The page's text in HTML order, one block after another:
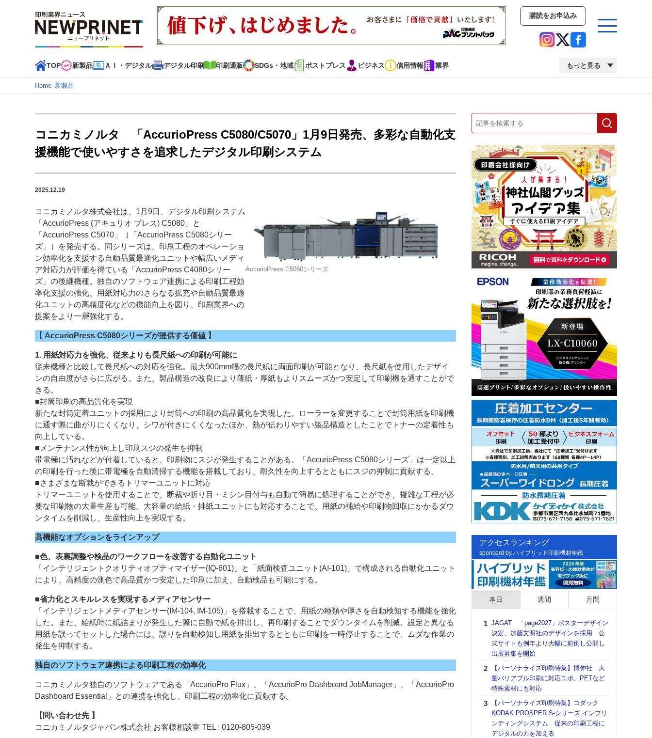
購読をお申込み
TOP 新製品 ＡＩ・デジタル デジタル印刷 印刷通販 SDGs・地域 ポストプレス ビジネス 信用情報 業界 もっと見る
イベント
インデックス
TOP 新着記事 特集記事 動画コンテンツ インタビュー コレクション
カテゴリー一覧
新商品 新製品 ＡＩ・デジタル デジタル印刷 印刷通販 SDGs・地域 ポストプレス 市場・統計 人事・移転・異動・訃報
特集記事カテゴリー一覧
中古印刷機・製本機特集
2022 検査・校正特集
特集・デジタル印刷 ～ 新成長軌道を描く
案内
発刊案内 JFPI印刷用語集 印刷機材年鑑
運営
会社案内 購読・購入申し込み サイトポリシー お問い合わせ
Home–新製品
コニカミノルタ 「AccurioPress C5080/C5070」1月9日発売、多彩な自動化支
援機能で使いやすさを追求したデジタル印刷システム
2025.12.19
コニカミノルタ株式会社は、1月9日、デジタル印刷システム
「AccurioPress (アキュリオ プレス) C5080」と
「AccurioPress C5070」（「AccurioPress C5080シリー
ズ」）を発売する。同シリーズは、印刷工程のオペレーショ
ン効率化を支援する自動品質最適化ユニットや幅広いメディ
ア対応力が評価を得ている「AccurioPress C4080シリー
ズ」の後継機種。独自のソフトウェア連携による印刷工程効
率化支援の強化、用紙対応力のさらなる拡充や自動品質最適
化ユニットの高精度化などの機能向上を図り、印刷業界への
提案をより一層強化する。
AccurioPress C5080シリーズ
【 AccurioPress C5080シリーズが提供する価値 】
1. 用紙対応力を強化、従来よりも長尺紙への印刷が可能に
従来機種と比較して長尺紙への対応を強化。最大900mm幅の長尺紙に両面印刷が可能となり、長尺紙を使用したデザイ
ンの自由度がさらに広がる。また、製品構造の改良により薄紙・厚紙もよりスムーズかつ安定して印刷機を通すことがで
きる。
■封筒印刷の高品質化を実現
新たな封筒定着ユニットの採用により封筒への印刷の高品質化を実現した。ローラーを変更することで封筒用紙を印刷機
に通す際に曲がりにくくなり、シワが付きにくくなったほか、熱が伝わりやすい製品構造としたことでトナーの定着性も
向上している。
■メンテナンス性が向上し印刷スジの発生を抑制
帯電極に汚れなどが付着していると、印刷物にスジが発生することがある。「AccurioPress C5080シリーズ」は一定以上
の印刷を行った後に帯電極を自動清掃する機能を搭載しており、耐久性を向上するとともにスジの抑制に貢献する。
■さまざまな断裁ができるトリマーユニットに対応
トリマーユニットを使用することで、断裁や折り目・ミシン目付与も自動で簡易に処理することができ、複雑な工程が必
要な印刷物の大量生産も可能。大容量の給紙・排紙ユニットにも対応することで、用紙の補給や印刷物回収にかかるダウ
ンタイムを削減し、生産性向上を実現する。
高機能なオプションをラインアップ
■色、表裏調整や検品のワークフローを改善する自動化ユニット
「インテリジェントクオリティオプティマイザー(IQ-601)」と「紙面検査ユニット(AI-101)」で構成される自動化ユニット
により、高精度の測色で高品質かつ安定した印刷に加え、自動検品も可能にする。
■省力化とスキルレスを実現するメディアセンサー
「インテリジェントメディアセンサー(IM-104, IM-105)」を搭載することで、用紙の種類や厚さを自動検知する機能を強化
した。また、給紙時に紙詰まりが発生した際に自動で紙を排出し、再印刷することでダウンタイムを削減。設定と異なる
用紙を誤ってセットした場合には、誤りを自動検知し用紙を排出するとともに印刷を一時停止することで、ムダな作業の
発生を抑制する。
独自のソフトウェア連携による印刷工程の効率化
コニカミノルタ独自のソフトウェアである「AccurioPro Flux」、「AccurioPro Dashboard JobManager」、「AccurioPro
Dashboard Essential」との連携を強化し、印刷工程の効率化に貢献する。
【問い合わせ先 】
コニカミノルタジャパン株式会社 お客様相談室 TEL : 0120-805-039
アクセスランキング
sponcerd by ハイブリッド印刷機材年鑑
本日 週間 月間
JAGAT 「page2027」ポスターデザイン
決定、加藤文明社のデザインを採用 公
式サイトも例年より大幅に前倒し公開し
出展募集を開始
【パーソナライズ印刷特集】博伸社 大
量バリアブル印刷に対応ユポ、PETなど
特殊素材にも対応
【パーソナライズ印刷特集】コダック
KODAK PROSPER S-シリーズ インプリ
ンティングシステム 従来の印刷工程に
デジタルの力を加える